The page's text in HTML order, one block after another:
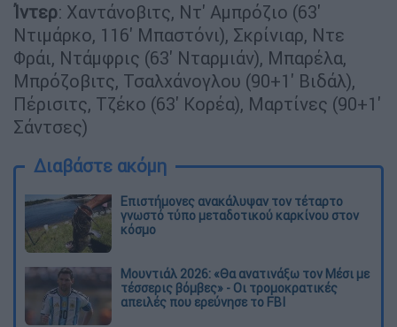
Ίντερ: Χαντάνοβιτς, Ντ' Αμπρόζιο (63'
Ντιμάρκο, 116' Μπαστόνι), Σκρίνιαρ, Ντε
Φράι, Ντάμφρις (63' Νταρμιάν), Μπαρέλα,
Μπρόζοβιτς, Τσαλχάνογλου (90+1' Βιδάλ),
Πέρισιτς, Τζέκο (63' Κορέα), Μαρτίνες (90+1'
Σάντσες)
Διαβάστε ακόμη
Επιστήμονες ανακάλυψαν τον τέταρτο
γνωστό τύπο μεταδοτικού καρκίνου στον
κόσμο
Μουντιάλ 2026: «Θα ανατινάξω τον Μέσι με
τέσσερις βόμβες» - Οι τρομοκρατικές
απειλές που ερεύνησε το FBI